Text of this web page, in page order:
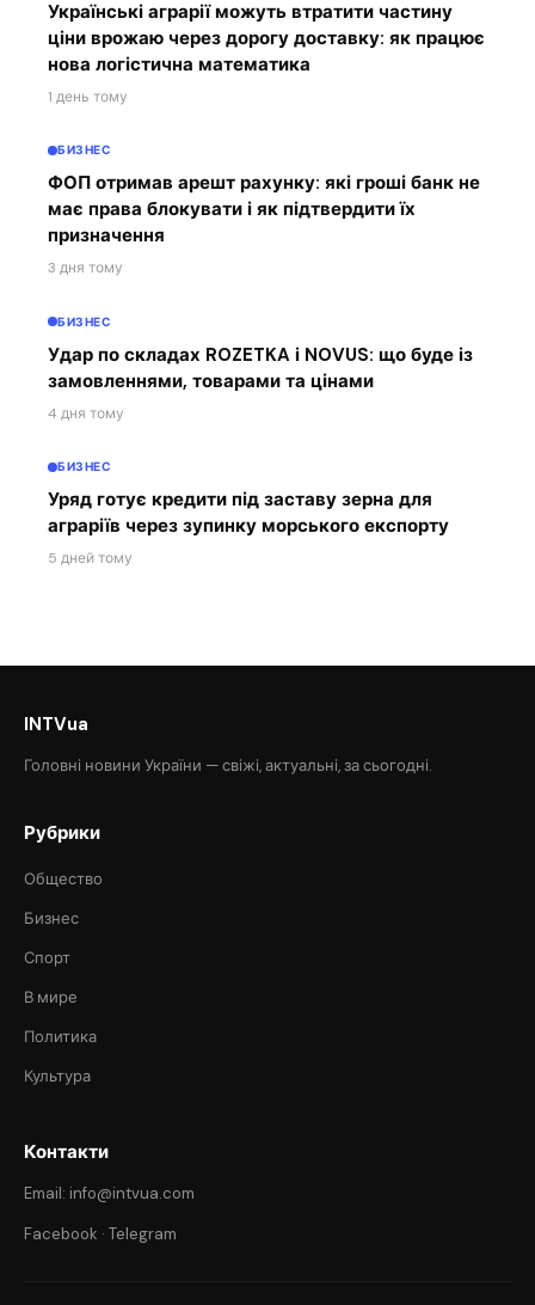
Українські аграрії можуть втратити частину
ціни врожаю через дорогу доставку: як працює
нова логістична математика
1 день тому
БИЗНЕС
ФОП отримав арешт рахунку: які гроші банк не
має права блокувати і як підтвердити їх
призначення
3 дня тому
БИЗНЕС
Удар по складах ROZETKA і NOVUS: що буде із
замовленнями, товарами та цінами
4 дня тому
БИЗНЕС
Уряд готує кредити під заставу зерна для
аграріїв через зупинку морського експорту
5 дней тому
INTVua
Головні новини України — свіжі, актуальні, за сьогодні.
Рубрики
Общество
Бизнес
Спорт
В мире
Политика
Культура
Контакти
Email: info@intvua.com
Facebook · Telegram